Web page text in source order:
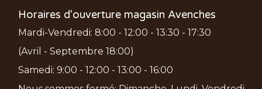
Horaires d'ouverture magasin Avenches
Mardi-Vendredi: 8:00 - 12:00 - 13:30 - 17:30
(Avril - Septembre 18:00)
Samedi: 9:00 - 12:00 - 13:00 - 16:00